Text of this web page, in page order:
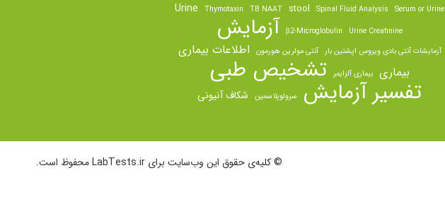
Serum or Urine
Spinal Fluid Analysis
stool
TB NAAT
Thymotaxin
Urine
Urine Creatinine
β2-Microglobulin آزمایش
آزمایشات آنتی بادی ویروس اپشتین بار آنتی مولرین هورمون اطلاعات بیماری
بیماری بیماری آلزایمر تشخیص طبی
تفسیر آزمایش سرولوپلاسمین شکاف آنیونی
© کلیه‌ی حقوق این وب‌سایت برای LabTests.ir محفوظ است.